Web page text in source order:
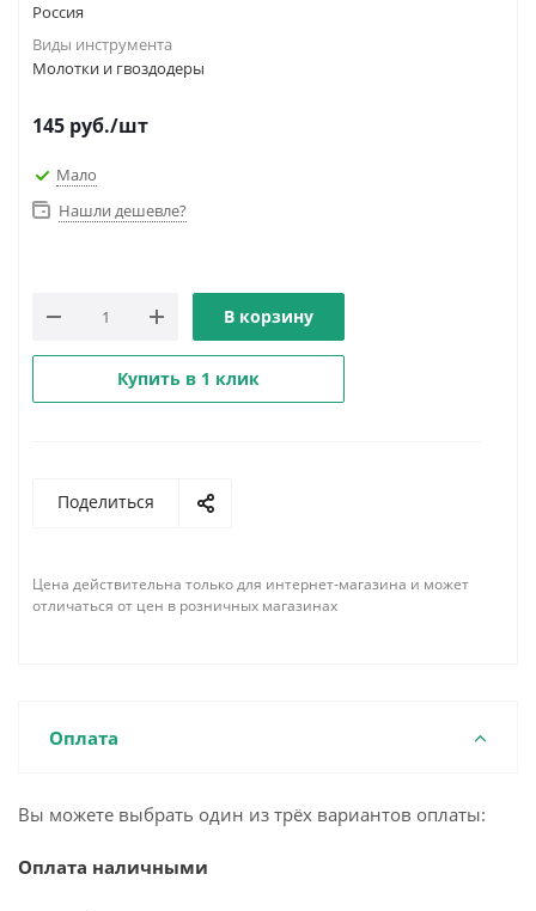
Россия
Виды инструмента
Молотки и гвоздодеры
145 руб./шт
Мало
Нашли дешевле?
В корзину
Купить в 1 клик
Поделиться
Цена действительна только для интернет-магазина и может
отличаться от цен в розничных магазинах
Оплата
Вы можете выбрать один из трёх вариантов оплаты:
Оплата наличными